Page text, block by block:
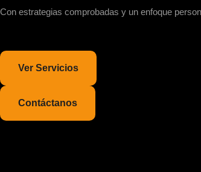
Con estrategias comprobadas y un enfoque
Ver Servicios
Contáctanos